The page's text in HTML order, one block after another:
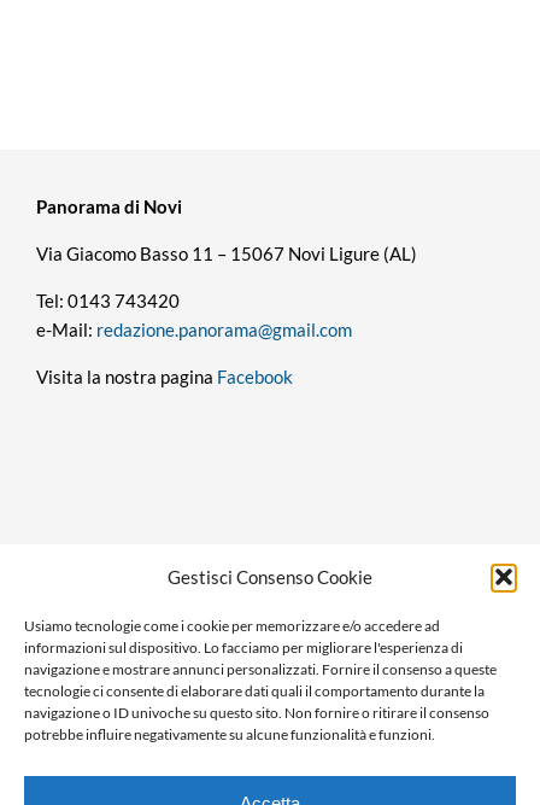
Gestisci Consenso Cookie
Usiamo tecnologie come i cookie per memorizzare e/o accedere ad
informazioni sul dispositivo. Lo facciamo per migliorare l'esperienza di
navigazione e mostrare annunci personalizzati. Fornire il consenso a queste
tecnologie ci consente di elaborare dati quali il comportamento durante la
navigazione o ID univoche su questo sito. Non fornire o ritirare il consenso
potrebbe influire negativamente su alcune funzionalità e funzioni.
Panorama di Novi
Via Giacomo Basso 11 – 15067 Novi Ligure (AL)
Tel: 0143 743420
e-Mail: redazione.panorama@gmail.com
Visita la nostra pagina Facebook
Ragione sociale: Panorama S.r.l.
C.F. / P.IVA: 01058470061
N. REA: AL-138981
Capitale Versato € 10.000,00